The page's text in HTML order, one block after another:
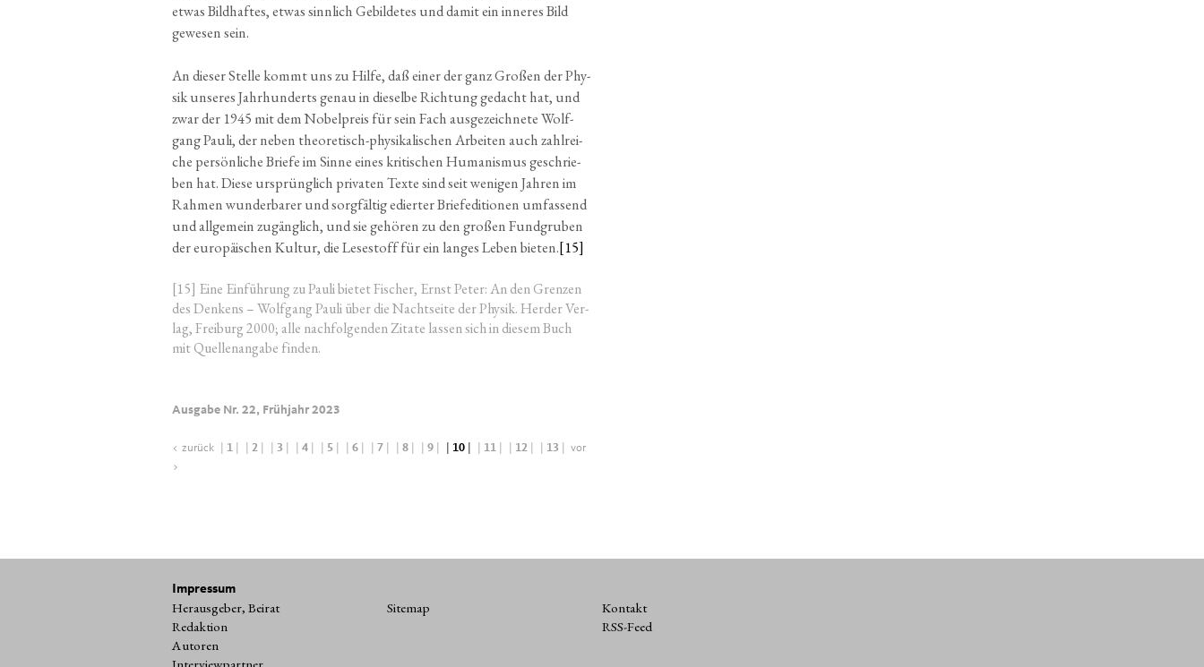
etwas Bild­haf­tes, etwas sinn­lich Gebil­de­tes und damit ein inne­res Bild
gewe­sen sein.
An die­ser Stel­le kommt uns zu Hil­fe, daß einer der ganz Gro­ßen der Phy­
sik unse­res Jahr­hun­derts genau in die­sel­be Rich­tung gedacht hat, und
zwar der 1945 mit dem Nobel­preis für sein Fach aus­ge­zeich­ne­te Wolf­
gang Pau­li, der neben theo­re­tisch-phy­si­ka­li­schen Arbei­ten auch zahl­rei­
che per­sön­li­che Brie­fe im Sin­ne eines kri­ti­schen Huma­nis­mus geschrie­
ben hat. Die­se ursprüng­lich pri­va­ten Tex­te sind seit weni­gen Jah­ren im
Rah­men wun­der­ba­rer und sorg­fäl­tig edier­ter Brief­edi­tio­nen umfas­send
und all­ge­mein zugäng­lich, und sie gehö­ren zu den gro­ßen Fund­gru­ben
der euro­päi­schen Kul­tur, die Lese­stoff für ein lan­ges Leben bie­ten.[15]
[15] Eine Ein­füh­rung zu Pau­li bie­tet Fischer, Ernst Peter: An den Gren­zen
des Den­kens – Wolf­gang Pau­li über die Nacht­sei­te der Phy­sik. Her­der Ver­
lag, Frei­burg 2000; alle nach­fol­gen­den Zita­te las­sen sich in die­sem Buch
mit Quel­len­an­ga­be finden.
Ausgabe Nr. 22, Frühjahr 2023
< zurück 1 2 3 4 5 6 7 8 9 10 11 12 13
vor
>
Impressum
Herausgeber, Beirat
Redaktion
Autoren
Sitemap
Kontakt
RSS-Feed